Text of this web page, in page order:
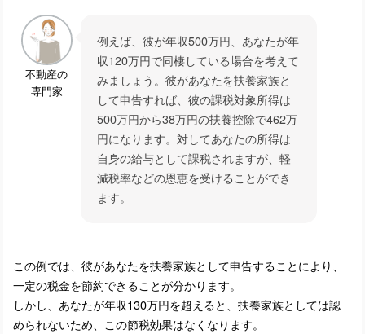
不動産の
専門家
例えば、彼が年収500万円、あなたが年
収120万円で同棲している場合を考えて
みましょう。彼があなたを扶養家族と
して申告すれば、彼の課税対象所得は
500万円から38万円の扶養控除で462万
円になります。対してあなたの所得は
自身の給与として課税されますが、軽
減税率などの恩恵を受けることができ
ます。
この例では、彼があなたを扶養家族として申告することにより、
一定の税金を節約できることが分かります。
しかし、あなたが年収130万円を超えると、扶養家族としては認
められないため、この節税効果はなくなります。